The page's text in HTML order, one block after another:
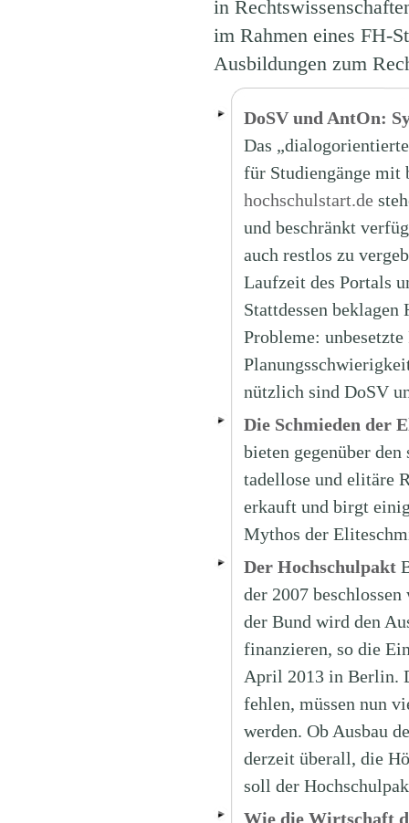
in
im Rahmen eines FH-
Ausbildungen zum
DoSV und AntOn:
Das
für Studiengänge mit
hochschulstart.de
und beschränkt
auch restlos zu
Laufzeit des Portals
Stattdessen
Probleme:
nützlich sind DoSV
Die Schmieden der
bieten gegenüber
tadellose und elitäre
erkauft und birgt
Mythos der
Der Hochschulpakt
der 2007
der Bund wird den
finanzieren, so die
April 2013 in Berlin.
fehlen, müssen nun
werden. Ob Ausbau
derzeit überall, die
soll der
Wie die Wirtschaft